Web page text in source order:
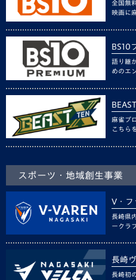
全国無
映画に
BS10
語り継
めのエ
麻雀プ
こちら
スポーツ・地域創生事業
V・フ
長崎県
ークラ
長崎
長崎初